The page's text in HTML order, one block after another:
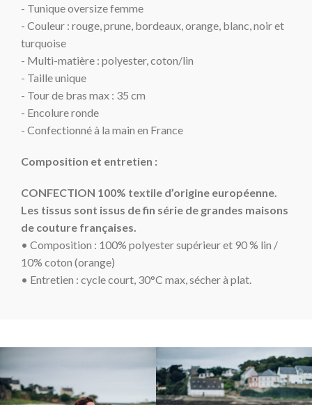
- Tunique oversize femme
- Couleur : rouge, prune, bordeaux, orange, blanc, noir et
turquoise
- Multi-matière : polyester, coton/lin
- Taille unique
- Tour de bras max : 35 cm
- Encolure ronde
- Confectionné à la main en France
Composition et entretien :
CONFECTION 100% textile d’origine européenne.
Les tissus sont issus de fin série de grandes maisons
de couture françaises.
• Composition : 100% polyester supérieur et 90 % lin /
10% coton (orange)
• Entretien : cycle court, 30°C max, sécher à plat.